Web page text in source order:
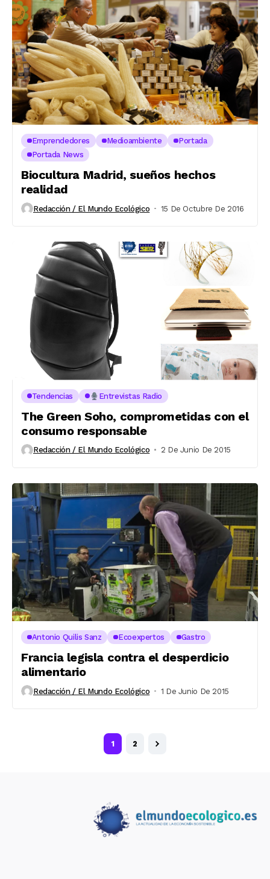
Emprendedores Medioambiente
Portada
Portada News
Biocultura Madrid, sueños hechos
realidad
Redacción / El Mundo Ecológico 15 De Octubre De 2016
Tendencias Entrevistas Radio
The Green Soho, comprometidas con el
consumo responsable
Redacción / El Mundo Ecológico 2 De Junio De 2015
Antonio Quilis Sanz Ecoexpertos Gastro
Francia legisla contra el desperdicio
alimentario
Redacción / El Mundo Ecológico 1 De Junio De 2015
1 2